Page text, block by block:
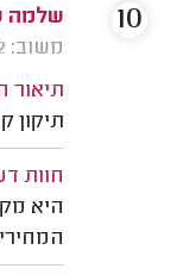
שלמה
משוב: 31/08/2022
תיאור
תיקון
חוות
היא
10